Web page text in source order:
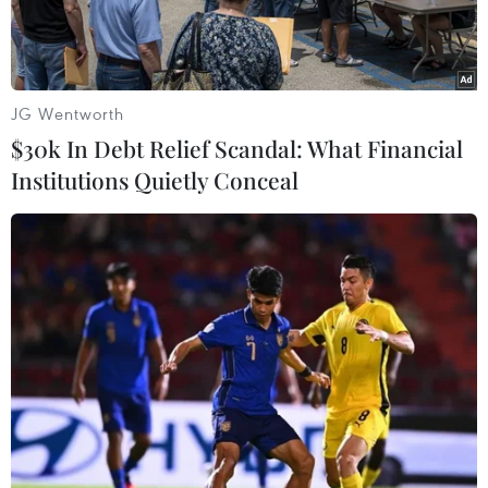
được học trực tuyến.
TPBank trao nhiều máy thở cao cấp cho các bệnh viện ở tuyến
đầu chống dịch COVID-19. (Ảnh: Vietnam+)
Nhằm hỗ trợ việc học trực tuyến của các em học
JG Wentworth
$30k In Debt Relief Scandal: What Financial
Institutions Quietly Conceal